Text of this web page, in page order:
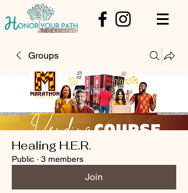
Groups
Healing H.E.R.
Public · 3 members
Join